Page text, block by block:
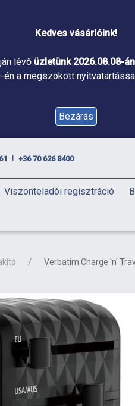
Kedves vásárlóink!
lévő üzletünk 2026.08.08-
én a megszokott
Bezárás
+36 70 626 8400
Viszonteladói regisztráció
Verbatim Charge 'n'